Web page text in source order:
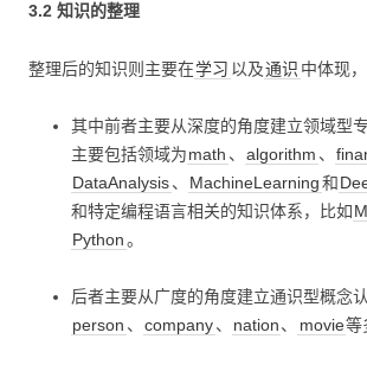
3.2 知识的整理
整理后的知识则主要在学习 以及通识 中体现，
其中前者主要从深度的角度建立领域型
主要包括领域为math 、 algorithm 、
DataAnalysis、 MachineLearning和
和特定编程语言相关的知识体系，比如
Python。
后者主要从广度的角度建立通识型概念
person 、 company、 nation、 movie等